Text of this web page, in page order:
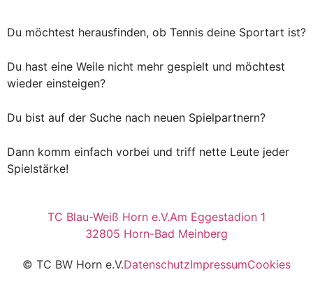
Du möchtest herausfinden, ob Tennis deine Sportart ist?
Du hast eine Weile nicht mehr gespielt und möchtest
wieder einsteigen?
Du bist auf der Suche nach neuen Spielpartnern?
Dann komm einfach vorbei und triff nette Leute jeder
Spielstärke!
TC Blau-Weiß Horn e.V.Am Eggestadion 1
32805 Horn-Bad Meinberg
© TC BW Horn e.V.DatenschutzImpressumCookies